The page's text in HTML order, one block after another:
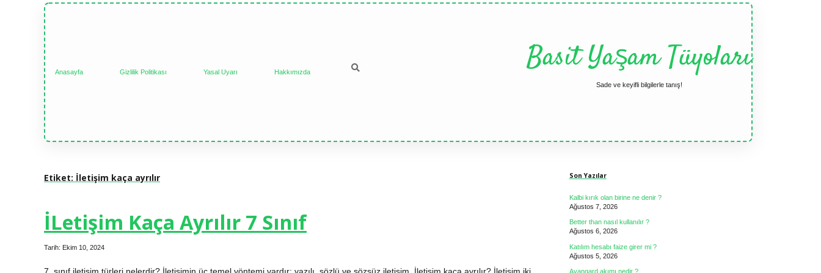
Anasayfa Gizlilik Politikası Yasal Uyarı Hakkımızda Basit Yaşam Tüyoları
Sade ve keyifli bilgilerle tanış!
Etiket: İletişim kaça ayrılır
İLetişim Kaça Ayrılır 7 Sınıf
Tarih: Ekim 10, 2024
7. sınıf iletişim türleri nelerdir? İletişimin üç temel yöntemi vardır: yazılı, sözlü ve sözsüz iletişim. İletişim kaça ayrılır? İletişim iki
Son Yazılar
Kalbi kırık olan birine ne denir ?
Ağustos 7, 2026
Better than nasıl kullanılır ?
Ağustos 6, 2026
Katılım hesabı faize girer mi ?
Ağustos 5, 2026
Avangard akımı nedir ?